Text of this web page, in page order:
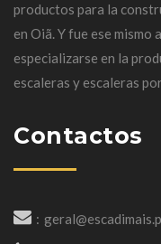
productos para la
en Oiã.Y fue ese mismo
especializarse en la
escaleras y escaleras
Contactos